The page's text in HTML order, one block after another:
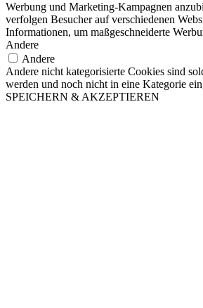
Werbung und Marketing-Kampagnen
verfolgen Besucher auf verschiedenen
Informationen, um maßgeschneiderte
Andere
Andere
Andere nicht kategorisierte Cookies sind
werden und noch nicht in eine Kategorie
SPEICHERN & AKZEPTIEREN